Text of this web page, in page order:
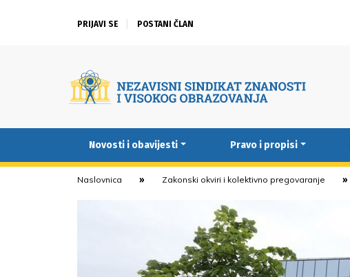
PRIJAVI SE POSTANI ČLAN
Novosti i obavijesti Pravo i propisi
Naslovnica Zakonski okviri i kolektivno pregovaranje